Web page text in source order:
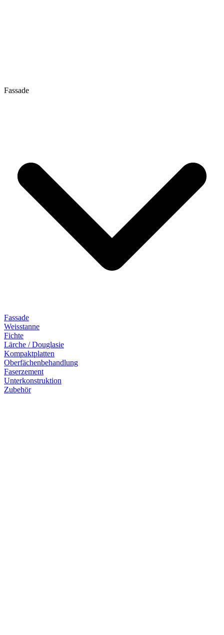
Fassade
Fassade
Weisstanne
Fichte
Lärche / Douglasie
Kompaktplatten
Oberfächenbehandlung
Faserzement
Unterkonstruktion
Zubehör